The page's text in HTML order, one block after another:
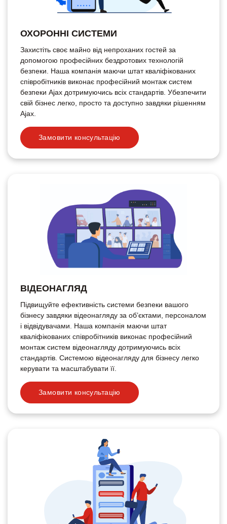
ОХОРОННІ СИСТЕМИ
Захистіть своє майно від непроханих гостей за
допомогою професійних бездротових технологій
безпеки. Наша компанія маючи штат кваліфікованих
співробітників виконає професійний монтаж систем
безпеки Ajax дотримуючись всіх стандартів. Убезпечити
свій бізнес легко, просто та доступно завдяки рішенням
Ajax.
Замовити консультацію
ВІДЕОНАГЛЯД
Підвищуйте ефективність системи безпеки вашого
бізнесу завдяки відеонагляду за об’єктами, персоналом
і відвідувачами. Наша компанія маючи штат
кваліфікованих співробітників виконає професійний
монтаж систем відеонагляду дотримуючись всіх
стандартів. Системою відеонагляду для бізнесу легко
керувати та масштабувати її.
Замовити консультацію